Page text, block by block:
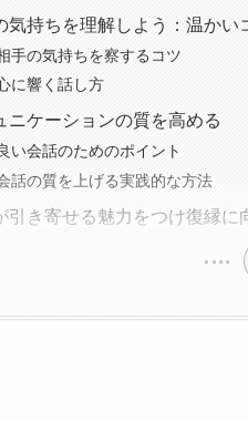
気持ちを理解しよう：温か
手の気持ちを察するコツ
に響く話し方
ニケーションの質を高める
い会話のためのポイント
話の質を上げる実践的な方法
引き寄せる魅力をつけ復縁に